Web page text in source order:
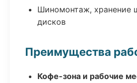
Шиномонтаж, хранение
дисков
Преимущества
Кофе-зона и рабочие